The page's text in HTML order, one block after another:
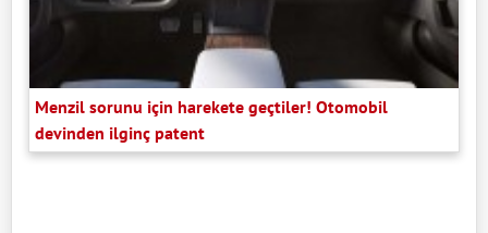
Menzil sorunu için harekete geçtiler! Otomobil
devinden ilginç patent